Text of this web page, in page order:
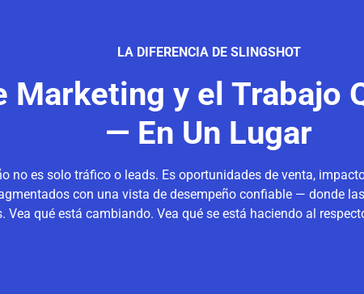
LA DIFERENCIA DE SLINGSHOT
Marketing y el Trabajo
— En Un Lugar
no es solo tráfico o leads. Es oportunidades de venta,
con una vista de desempeño confiable — donde
Vea qué está cambiando. Vea qué se está haciendo al